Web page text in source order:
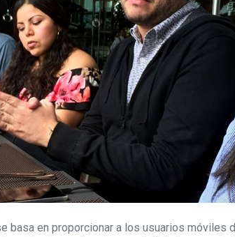
basa en proporcionar a los usuarios móviles